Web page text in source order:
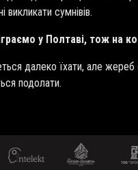
викликати сумнівів.
у Полтаві, тож на
далеко їхати, але
подолати.